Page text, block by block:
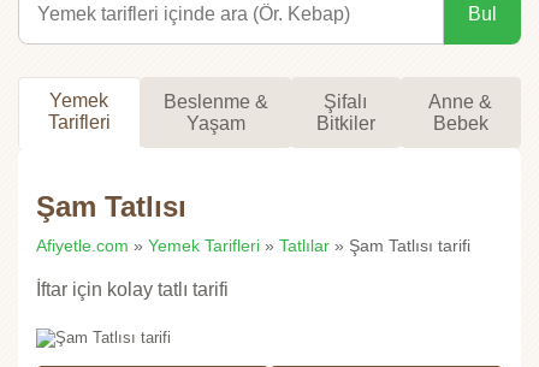
Bul
Yemek
Tarifleri
Beslenme &
Yaşam
Şifalı
Bitkiler
Anne &
Bebek
Şam Tatlısı
Afiyetle.com » Yemek Tarifleri » Tatlılar » Şam Tatlısı tarifi
İftar için kolay tatlı tarifi